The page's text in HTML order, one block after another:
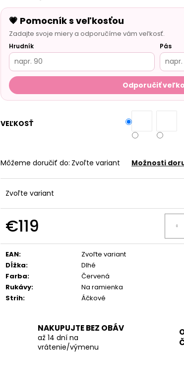
💗 Pomocník s veľkosťou
Zadajte svoje miery a odporučíme vám veľkosť.
Hrudník Pás
Odporučiť
VEĽKOSŤ
Môžeme doručiť do: Zvoľte variant Možnosti
Zvoľte variant
€119
cena:
EAN:
Zvoľte variant
Dĺžka:
Dlhé
Farba:
Červená
Rukávy:
Na ramienka
Strih: Áčkové
NAKUPUJTE BEZ OBÁV
až 14 dní na
vrátenie/výmenu